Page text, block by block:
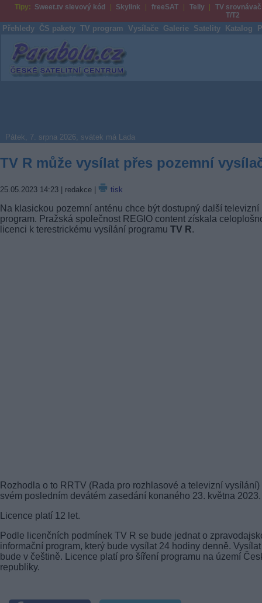
Tipy: Sweet.tv slevový kód Skylink freeSAT Telly
TV srovnávač
T/T2
Přehledy ČS pakety TV program Vysílače Galerie Satelity Katalog
Parabola.cz
Pátek, 7. srpna 2026, svátek má Lada
TV R může vysílat přes pozemní
25.05.2023 14:23 | redakce | tisk
Na klasickou pozemní anténu chce být dostupný další televizní
program. Pražská společnost REGIO content získala
licenci k terestrickému vysílání programu TV R.
Rozhodla o to RRTV (Rada pro rozhlasové a televizní vysílání)
svém posledním devátém zasedání konaného 23. května 2023.
Licence platí 12 let.
Podle licenčních podmínek TV R se bude jednat o
informační program, který bude vysílat 24 hodiny denně. Vysílat
bude v češtině. Licence platí pro šíření programu na území
republiky.